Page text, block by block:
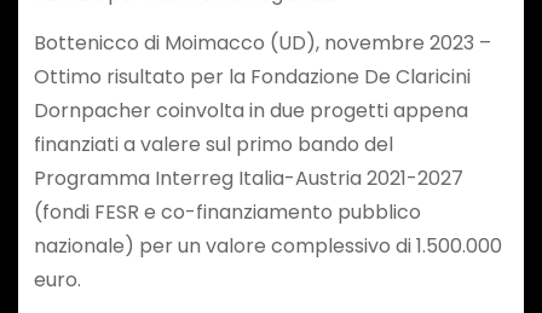
Bottenicco di Moimacco (UD), novembre 2023 –
Ottimo risultato per la Fondazione De Claricini
Dornpacher coinvolta in due progetti appena
finanziati a valere sul primo bando del
Programma Interreg Italia-Austria 2021-2027
(fondi FESR e co-finanziamento pubblico
nazionale) per un valore complessivo di 1.500.000
euro.